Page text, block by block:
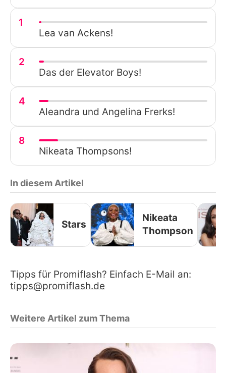
1
Lea van Ackens!
2
Das der Elevator Boys!
4
Aleandra und Angelina Frerks!
8
Nikeata Thompsons!
In diesem Artikel
Stars
Nikeata
Thompson
Tipps für Promiflash? Einfach E-Mail an:
tipps@promiflash.de
Weitere Artikel zum Thema